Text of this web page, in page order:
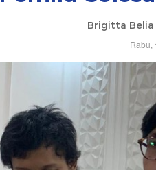
Brigitta Belia
Rabu,